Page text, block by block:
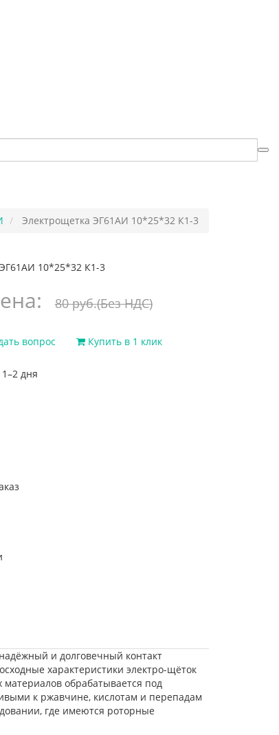
Электрощетка ЭГ61АИ 10*25*32 К1-3
10*25*32 К1-3
80 руб.(Без НДС)
вопрос Купить в 1 клик
дня
и долговечный контакт
характеристики электро-щёток
материалов обрабатывается под
к ржавчине, кислотам и перепадам
где имеются роторные